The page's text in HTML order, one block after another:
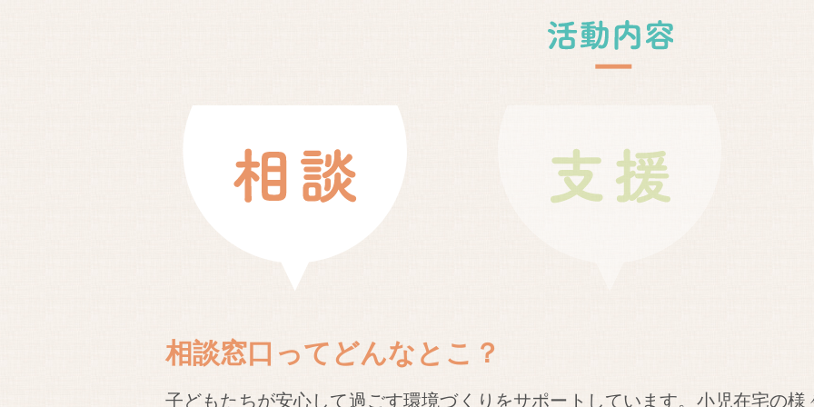
相談窓口ってどんなとこ？
子どもたちが安心して過ごす環境づくりをサポートしています。小児在宅の様